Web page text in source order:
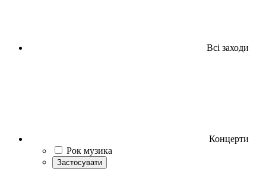
Всі заходи
Концерти
Рок музика
Застосувати